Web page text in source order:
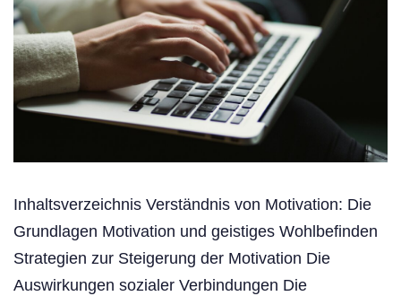
Inhaltsverzeichnis Verständnis von Motivation: Die
Grundlagen Motivation und geistiges Wohlbefinden
Strategien zur Steigerung der Motivation Die
Auswirkungen sozialer Verbindungen Die